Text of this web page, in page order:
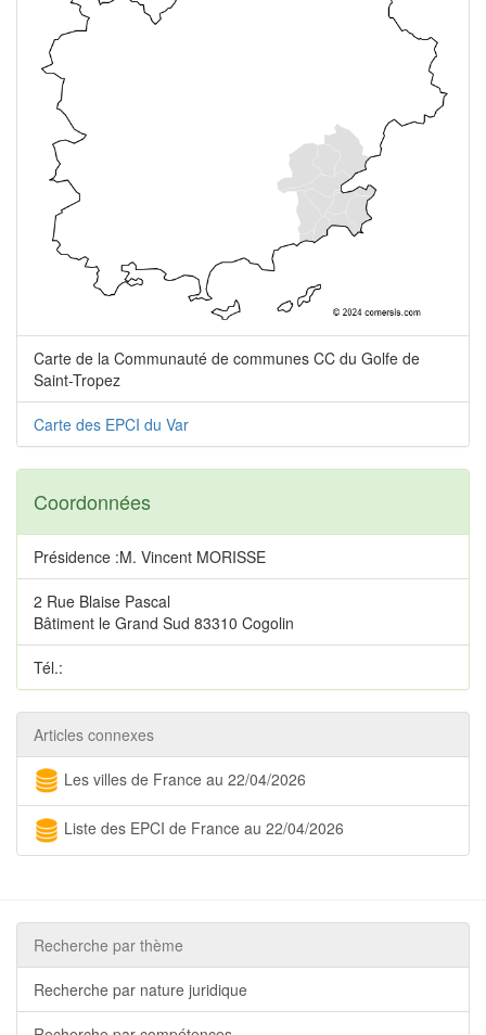
Carte de la Communauté de communes CC du Golfe de
Saint-Tropez
Carte des EPCI du Var
Coordonnées
Présidence :M. Vincent MORISSE
2 Rue Blaise Pascal
Bâtiment le Grand Sud 83310 Cogolin
Tél.:
Articles connexes
Les villes de France au 22/04/2026
Liste des EPCI de France au 22/04/2026
Recherche par thème
Recherche par nature juridique